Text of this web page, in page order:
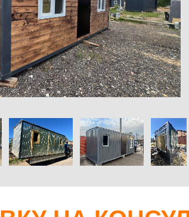
НА
НА РАСЧЕТ НАШИМ СПЕЦИАЛИСТАМ!